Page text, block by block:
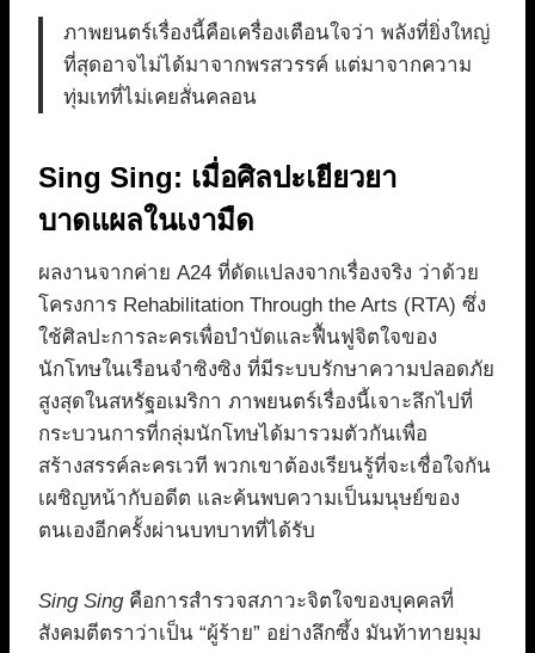
ภาพยนตร์เรื่องนี้คือเครื่องเตือนใจว่า พลังที่ยิ่งใหญ่
ที่สุดอาจไม่ได้มาจากพรสวรรค์ แต่มาจากความ
ทุ่มเทที่ไม่เคยสั่นคลอน
Sing Sing: เมื่อศิลปะเยียวยา
บาดแผลในเงามืด
ผลงานจากค่าย A24 ที่ดัดแปลงจากเรื่องจริง ว่าด้วย
โครงการ Rehabilitation Through the Arts (RTA) ซึ่ง
ใช้ศิลปะการละครเพื่อบำบัดและฟื้นฟูจิตใจของ
นักโทษในเรือนจำซิงซิง ที่มีระบบรักษาความปลอดภัย
สูงสุดในสหรัฐอเมริกา ภาพยนตร์เรื่องนี้เจาะลึกไปที่
กระบวนการที่กลุ่มนักโทษได้มารวมตัวกันเพื่อ
สร้างสรรค์ละครเวที พวกเขาต้องเรียนรู้ที่จะเชื่อใจกัน
เผชิญหน้ากับอดีต และค้นพบความเป็นมนุษย์ของ
ตนเองอีกครั้งผ่านบทบาทที่ได้รับ
Sing Singคือการสำรวจสภาวะจิตใจของบุคคลที่
สังคมตีตราว่าเป็น “ผู้ร้าย” อย่างลึกซึ้ง มันท้าทายมุม